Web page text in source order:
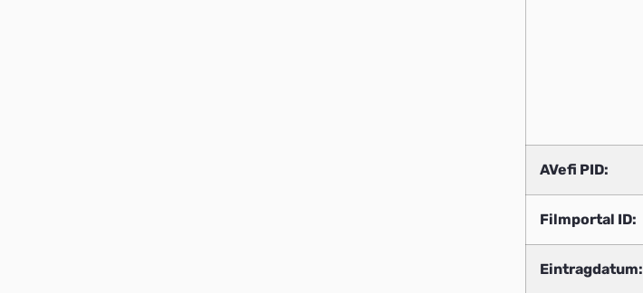
AVefi PID:
Filmportal ID:
Eintragdatum: